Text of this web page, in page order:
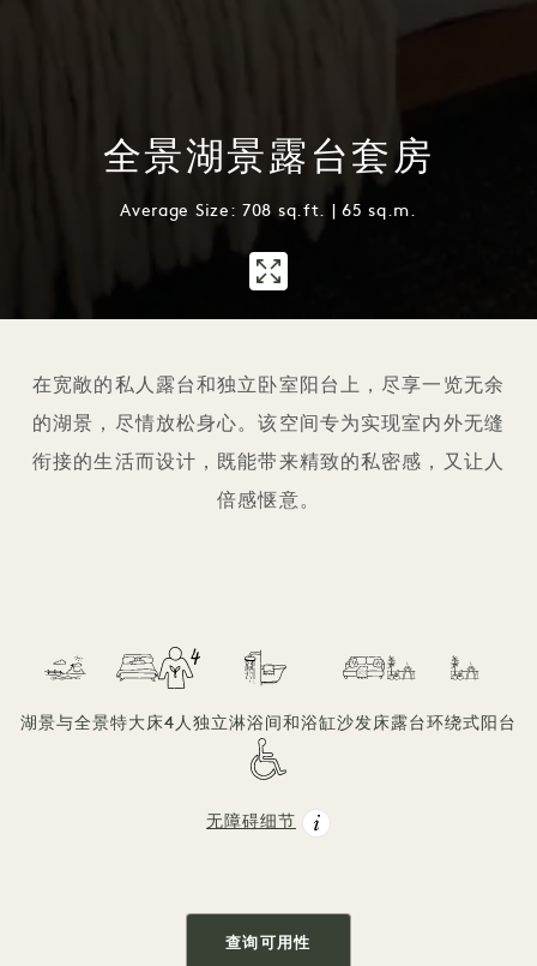
全景湖景露台套房
Average Size: 708 sq.ft. | 65 sq.m.
在宽敞的私人露台和独立卧室阳台上，尽享一览无余
的湖景，尽情放松身心。该空间专为实现室内外无缝
衔接的生活而设计，既能带来精致的私密感，又让人
倍感惬意。
湖景与全景特大床4人独立淋浴间和浴缸沙发床露台环绕式阳台
无障碍细节
查询可用性